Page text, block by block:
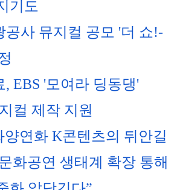
기도
공사 뮤지컬 공모 '더 쇼!-
EBS '모여라 딩동댕'
컬 제작 지원
연화 K콘텐츠의 뒤안길
화공연 생태계 확장 통해